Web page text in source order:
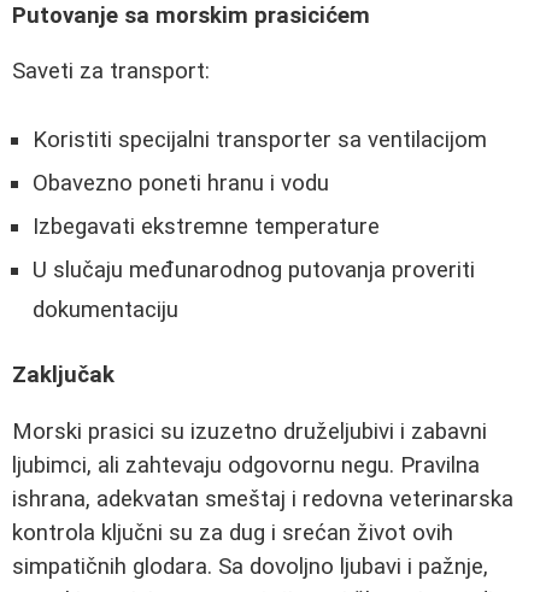
Putovanje sa morskim prasicićem
Saveti za transport:
Koristiti specijalni transporter sa ventilacijom
Obavezno poneti hranu i vodu
Izbegavati ekstremne temperature
U slučaju međunarodnog putovanja proveriti
dokumentaciju
Zaključak
Morski prasici su izuzetno druželjubivi i zabavni
ljubimci, ali zahtevaju odgovornu negu. Pravilna
ishrana, adekvatan smeštaj i redovna veterinarska
kontrola ključni su za dug i srećan život ovih
simpatičnih glodara. Sa dovoljno ljubavi i pažnje,